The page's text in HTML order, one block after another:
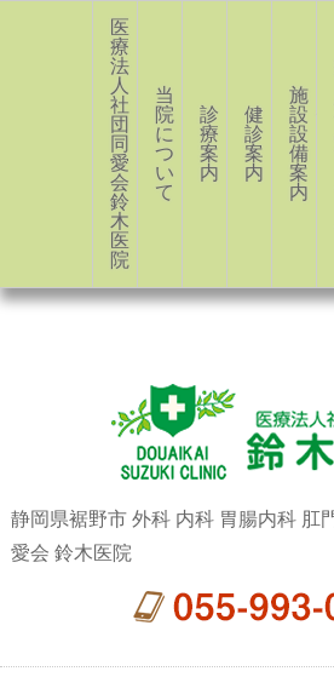
医
療
法
人
社
団
同
愛
会
鈴
木
医
院
当
院
に
つ
い
て
診
療
案
内
健
診
案
内
施
設・
設
備
案
内
静岡県裾野市 外科 内科 胃腸内科 肛
愛会 鈴木医院